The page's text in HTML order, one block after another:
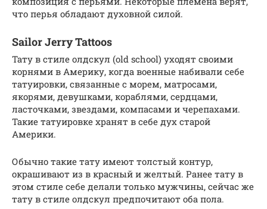
что перья обладают духовной силой.
Sailor Jerry Tattoos
Тату в стиле олдскул (old school) уходят своими
корнями в Америку, когда военные набивали себе
татуировки, связанные с морем, матросами,
якорями, девушками, кораблями, сердцами,
ласточками, звездами, компасами и черепахами.
Такие татуировке хранят в себе дух старой
Америки.
Обычно такие тату имеют толстый контур,
окрашивают из в красный и желтый. Ранее тату в
этом стиле себе делали только мужчины, сейчас же
тату в стиле олдскул предпочитают оба пола.